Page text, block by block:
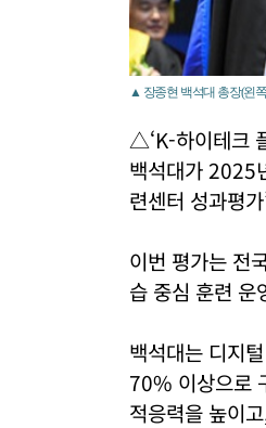
▲ 장종현 백석대 총장(왼
△‘K-하이테크
백석대가 2025
련센터 성과평
이번 평가는 전
습 중심 훈련 운
백석대는 디지
70% 이상으로
적응력을 높이